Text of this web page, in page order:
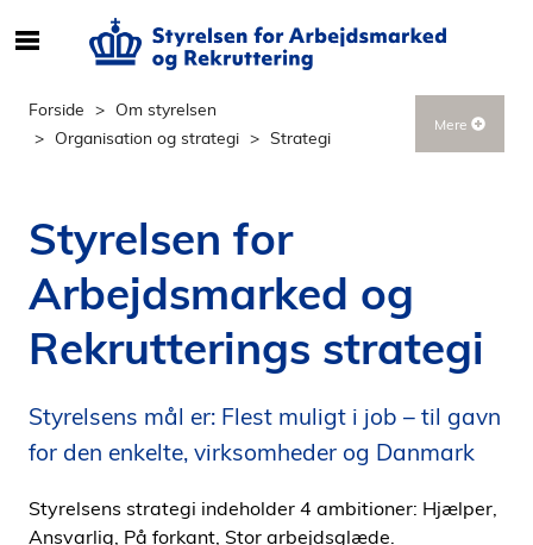
e
r
n
h
l
Forside
Om styrelsen
Organisation og strategi
Strategi
Mere
Styrelsen for
Arbejdsmarked og
Rekrutterings strategi
Styrelsens mål er: Flest muligt i job – til gavn
for den enkelte, virksomheder og Danmark
Styrelsens strategi indeholder 4 ambitioner: Hjælper,
Ansvarlig, På forkant, Stor arbejdsglæde.